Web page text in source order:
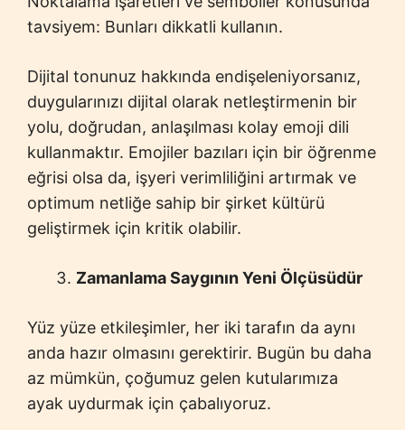
tavsiyem: Bunları dikkatli kullanın.
Dijital tonunuz hakkında endişeleniyorsanız,
duygularınızı dijital olarak netleştirmenin bir
yolu, doğrudan, anlaşılması kolay emoji dili
kullanmaktır. Emojiler bazıları için bir öğrenme
eğrisi olsa da, işyeri verimliliğini artırmak ve
optimum netliğe sahip bir şirket kültürü
geliştirmek için kritik olabilir.
Zamanlama Saygının Yeni Ölçüsüdür
Yüz yüze etkileşimler, her iki tarafın da aynı
anda hazır olmasını gerektirir. Bugün bu daha
az mümkün, çoğumuz gelen kutularımıza
ayak uydurmak için çabalıyoruz.